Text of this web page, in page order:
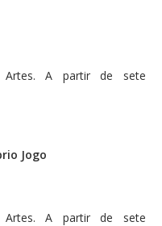
Artes. A partir de sete
Jogo
Artes. A partir de sete